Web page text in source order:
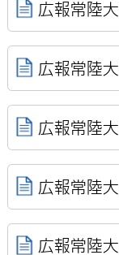
広報常陸
広報常陸
広報常陸
広報常陸
広報常陸